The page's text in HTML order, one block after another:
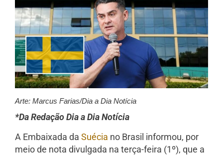
Arte: Marcus Farias/Dia a Dia Notícia
*Da Redação Dia a Dia Notícia
A Embaixada da Suécia no Brasil informou, por
meio de nota divulgada na terça-feira (1º), que a